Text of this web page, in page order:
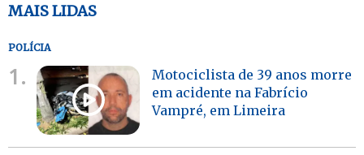
MAIS LIDAS
POLÍCIA
1.
Motociclista de 39 anos morre
em acidente na Fabrício
Vampré, em Limeira